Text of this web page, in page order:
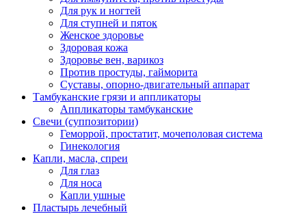
Для рук и ногтей
Для ступней и пяток
Женское здоровье
Здоровая кожа
Здоровье вен, варикоз
Против простуды, гайморита
Суставы, опорно-двигательный аппарат
Тамбуканские грязи и аппликаторы
Аппликаторы тамбуканские
Свечи (суппозитории)
Геморрой, простатит, мочеполовая система
Гинекология
Капли, масла, спреи
Для глаз
Для носа
Капли ушные
Пластырь лечебный